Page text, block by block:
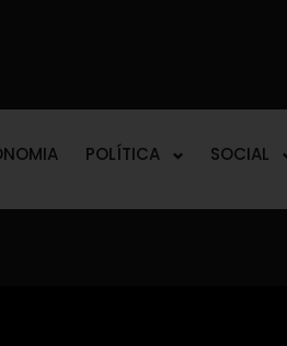
POLÍTICA SOCIAL